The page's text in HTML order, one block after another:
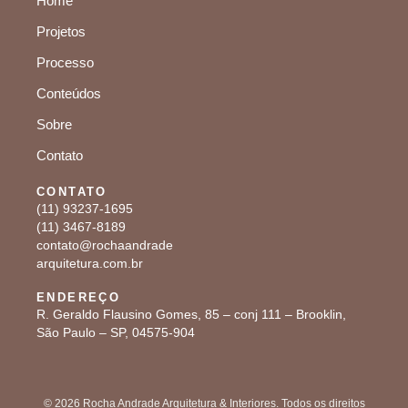
Projetos
Processo
Conteúdos
Sobre
Contato
CONTATO
(11) 93237-1695
(11) 3467-8189
contato@rochaandrade
arquitetura.com.br
ENDEREÇO
R. Geraldo Flausino Gomes, 85 – conj 111 – Brooklin,
São Paulo – SP, 04575-904
© 2026 Rocha Andrade Arquitetura & Interiores. Todos os direitos